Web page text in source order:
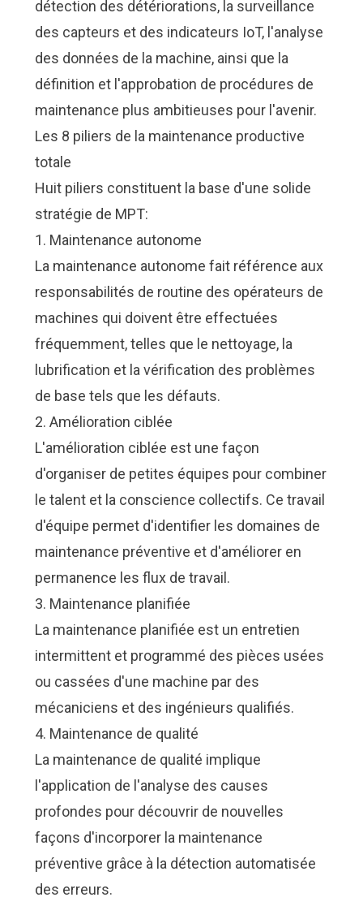
détection des détériorations, la surveillance
des capteurs et des indicateurs IoT, l'analyse
des données de la machine, ainsi que la
définition et l'approbation de procédures de
maintenance plus ambitieuses pour l'avenir.
Les 8 piliers de la maintenance productive
totale
Huit piliers constituent la base d'une solide
stratégie de MPT:
1. Maintenance autonome
La maintenance autonome fait référence aux
responsabilités de routine des opérateurs de
machines qui doivent être effectuées
fréquemment, telles que le nettoyage, la
lubrification et la vérification des problèmes
de base tels que les défauts.
2. Amélioration ciblée
L'amélioration ciblée est une façon
d'organiser de petites équipes pour combiner
le talent et la conscience collectifs. Ce travail
d'équipe permet d'identifier les domaines de
maintenance préventive et d'améliorer en
permanence les flux de travail.
3. Maintenance planifiée
La maintenance planifiée est un entretien
intermittent et programmé des pièces usées
ou cassées d'une machine par des
mécaniciens et des ingénieurs qualifiés.
4. Maintenance de qualité
La maintenance de qualité implique
l'application de l'analyse des causes
profondes pour découvrir de nouvelles
façons d'incorporer la maintenance
préventive grâce à la détection automatisée
des erreurs.